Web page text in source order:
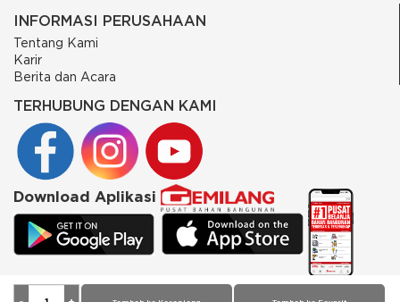
INFORMASI PERUSAHAAN
Tentang Kami
Karir
Berita dan Acara
TERHUBUNG DENGAN KAMI
Download Aplikasi